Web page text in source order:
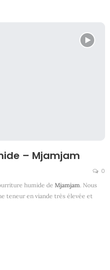
– Mjamjam
0
humide de Mjamjam. Nous
teneur en viande très élevée et